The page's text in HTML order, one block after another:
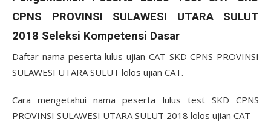
CPNS PROVINSI SULAWESI UTARA SULUT
2018 Seleksi Kompetensi Dasar
Daftar nama peserta lulus ujian CAT SKD CPNS PROVINSI
SULAWESI UTARA SULUT lolos ujian CAT.
Cara mengetahui nama peserta lulus test SKD CPNS
PROVINSI SULAWESI UTARA SULUT 2018 lolos ujian CAT